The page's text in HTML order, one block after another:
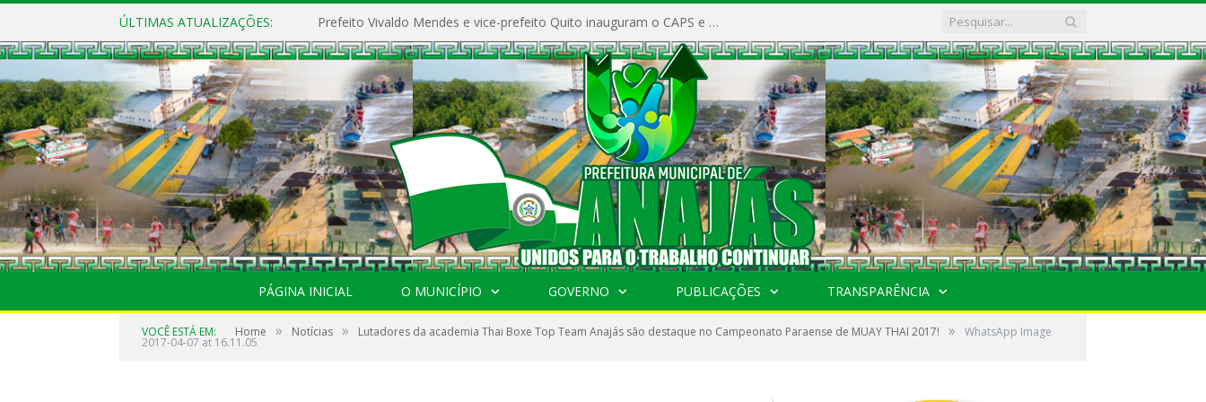
ÚLTIMAS ATUALIZAÇÕES: Prefeito Vivaldo Mendes e vice-prefeito Quito inauguram o CAPS e fortalecem a saúde pública em Anajás.
PÁGINA INICIAL O MUNICÍPIO GOVERNO PUBLICAÇÕES TRANSPARÊNCIA
VOCÊ ESTÁ EM: Home » Notícias » Lutadores da academia Thai Boxe Top Team Anajás são destaque no Campeonato Paraense de MUAY THAI 2017! » WhatsApp Image
2017-04-07 at 16.11.05